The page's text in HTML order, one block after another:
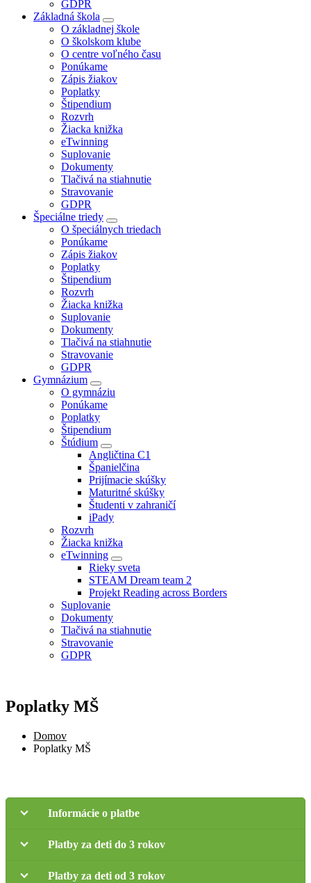
GDPR
Základná škola
O základnej škole
O školskom klube
O centre voľného času
Ponúkame
Zápis žiakov
Poplatky
Štipendium
Rozvrh
Žiacka knižka
eTwinning
Suplovanie
Dokumenty
Tlačivá na stiahnutie
Stravovanie
GDPR
Špeciálne triedy
O špeciálnych triedach
Ponúkame
Zápis žiakov
Poplatky
Štipendium
Rozvrh
Žiacka knižka
Suplovanie
Dokumenty
Tlačivá na stiahnutie
Stravovanie
GDPR
Gymnázium
O gymnáziu
Ponúkame
Poplatky
Štipendium
Štúdium
Angličtina C1
Španielčina
Prijímacie skúšky
Maturitné skúšky
Študenti v zahraničí
iPady
Rozvrh
Žiacka knižka
eTwinning
Rieky sveta
STEAM Dream team 2
Projekt Reading across Borders
Suplovanie
Dokumenty
Tlačivá na stiahnutie
Stravovanie
GDPR
Poplatky MŠ
Domov
Poplatky MŠ
Informácie o platbe
Platby za deti do 3 rokov
Platby za deti od 3 rokov